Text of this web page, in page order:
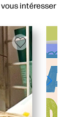
intéresser